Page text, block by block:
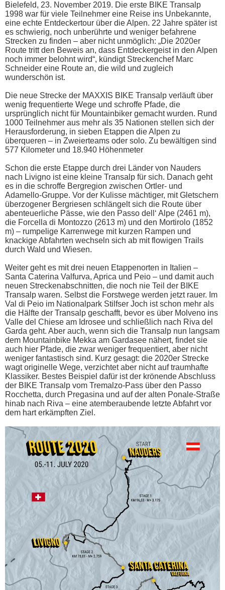
Bielefeld, 23. November 2019. Die erste BIKE Transalp
1998 war für viele Teilnehmer eine Reise ins Unbekannte,
eine echte Entdeckertour über die Alpen. 22 Jahre später ist
es schwierig, noch unberührte und weniger befahrene
Strecken zu finden – aber nicht unmöglich: „Die 2020er
Route tritt den Beweis an, dass Entdeckergeist in den Alpen
noch immer belohnt wird“, kündigt Streckenchef Marc
Schneider eine Route an, die wild und zugleich
wunderschön ist.
Die neue Strecke der MAXXIS BIKE Transalp verläuft über
wenig frequentierte Wege und schroffe Pfade, die
ursprünglich nicht für Mountainbiker gemacht wurden. Rund
1000 Teilnehmer aus mehr als 35 Nationen stellen sich der
Herausforderung, in sieben Etappen die Alpen zu
überqueren – in Zweierteams oder solo. Zu bewältigen sind
577 Kilometer und 18.940 Höhenmeter
Schon die erste Etappe durch drei Länder von Nauders
nach Livigno ist eine kleine Transalp für sich. Danach geht
es in die schroffe Bergregion zwischen Ortler- und
Adamello-Gruppe. Vor der Kulisse mächtiger, mit Gletschern
überzogener Bergriesen schlängelt sich die Route über
abenteuerliche Pässe, wie den Passo dell‘ Alpe (2461 m),
die Forcella di Montozzo (2613 m) und den Mortirolo (1852
m) – rumpelige Karrenwege mit kurzen Rampen und
knackige Abfahrten wechseln sich ab mit flowigen Trails
durch Wald und Wiesen.
Weiter geht es mit drei neuen Etappenorten in Italien –
Santa Caterina Valfurva, Aprica und Peio – und damit auch
neuen Streckenabschnitten, die noch nie Teil der BIKE
Transalp waren. Selbst die Forstwege werden jetzt rauer. Im
Val di Peio im Nationalpark Stilfser Joch ist schon mehr als
die Hälfte der Transalp geschafft, bevor es über Molveno ins
Valle del Chiese am Idrosee und schließlich nach Riva del
Garda geht. Aber auch, wenn sich die Transalp nun langsam
dem Mountainbike Mekka am Gardasee nähert, findet sie
auch hier Pfade, die zwar weniger frequentiert, aber nicht
weniger fantastisch sind. Kurz gesagt: die 2020er Strecke
wagt originelle Wege, verzichtet aber nicht auf traumhafte
Klassiker. Bestes Beispiel dafür ist der krönende Abschluss
der BIKE Transalp vom Tremalzo-Pass über den Passo
Rocchetta, durch Pregasina und auf der alten Ponale-Straße
hinab nach Riva – eine atemberaubende letzte Abfahrt vor
dem hart erkämpften Ziel.